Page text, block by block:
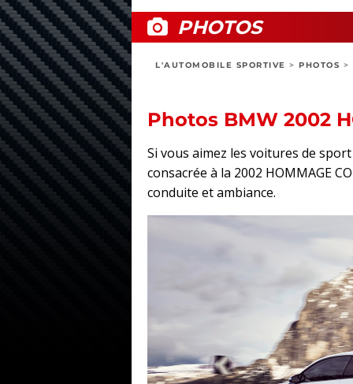
PHOTOS
L'AUTOMOBILE SPORTIVE > PHOTOS >
Photos BMW 2002
Si vous aimez les voitures de
consacrée à la 2002 HOMMAGE
conduite et ambiance.